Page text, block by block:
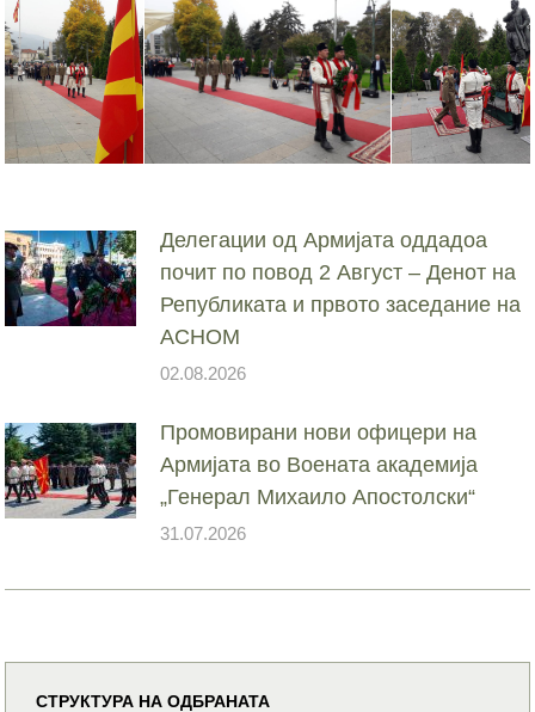
Делегации од Армијата оддадоа
почит по повод 2 Август – Денот на
Републиката и првото заседание на
АСНОМ
02.08.2026
Промовирани нови офицери на
Армијата во Воената академија
„Генерал Михаило Апостолски“
31.07.2026
СТРУКТУРА НА ОДБРАНАТА